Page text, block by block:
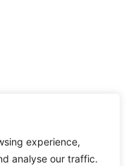
experience,
analyse our traffic.